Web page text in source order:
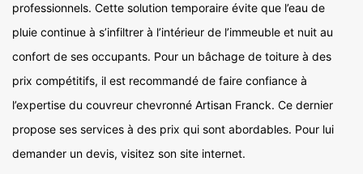
professionnels. Cette solution temporaire évite que l’eau de
pluie continue à s’infiltrer à l’intérieur de l’immeuble et nuit au
confort de ses occupants. Pour un bâchage de toiture à des
prix compétitifs, il est recommandé de faire confiance à
l’expertise du couvreur chevronné Artisan Franck. Ce dernier
propose ses services à des prix qui sont abordables. Pour lui
demander un devis, visitez son site internet.